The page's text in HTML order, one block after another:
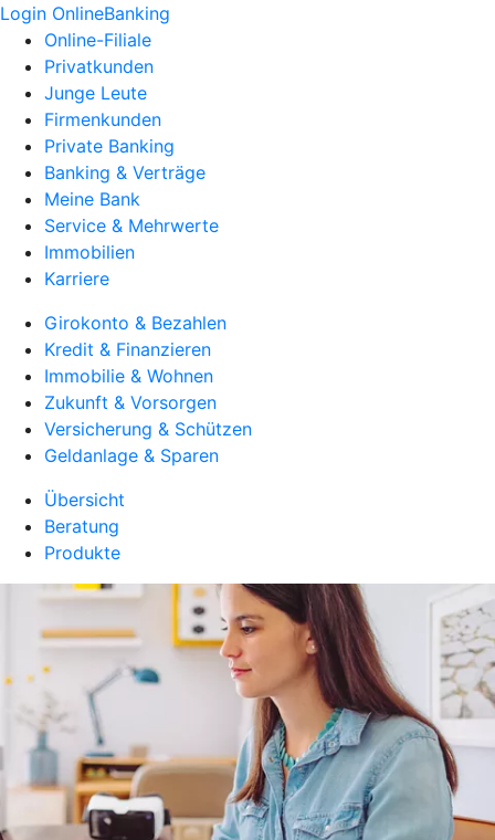
Login OnlineBanking
Online-Filiale
Privatkunden
Junge Leute
Firmenkunden
Private Banking
Banking & Verträge
Meine Bank
Service & Mehrwerte
Immobilien
Karriere
Girokonto & Bezahlen
Kredit & Finanzieren
Immobilie & Wohnen
Zukunft & Vorsorgen
Versicherung & Schützen
Geldanlage & Sparen
Übersicht
Beratung
Produkte